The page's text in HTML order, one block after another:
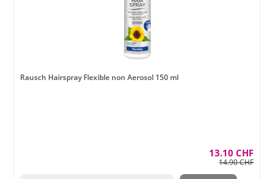
Rausch Hairspray Flexible non Aerosol 150 ml
13.10 CHF
14.90 CHF